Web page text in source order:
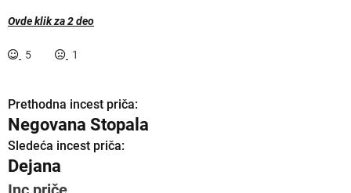
Ovde klik za 2 deo
5 1
K
r
e
Prethodna incest priča:
Negovana Stopala
Sledeća incest priča:
Dejana